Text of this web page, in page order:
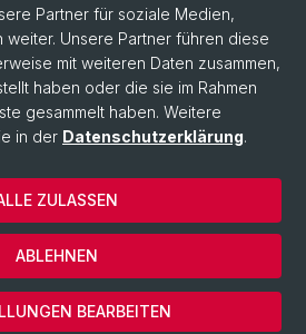
Partner für soziale Medien,
weiter. Unsere Partner führen diese
mit weiteren Daten zusammen,
haben oder die sie im Rahmen
gesammelt haben. Weitere
in der Datenschutzerklärung.
BEARBEITEN
ABLEHNEN
ZULASSEN